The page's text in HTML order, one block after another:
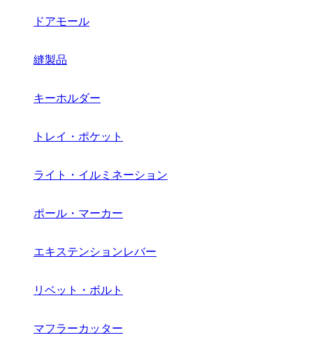
ドアモール
縫製品
キーホルダー
トレイ・ポケット
ライト・イルミネーション
ポール・マーカー
エキステンションレバー
リベット・ボルト
マフラーカッター